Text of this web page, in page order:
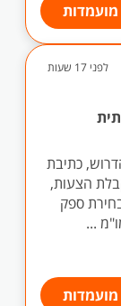
לפני 17 שעות
כתיבת
הצעות,
ספק